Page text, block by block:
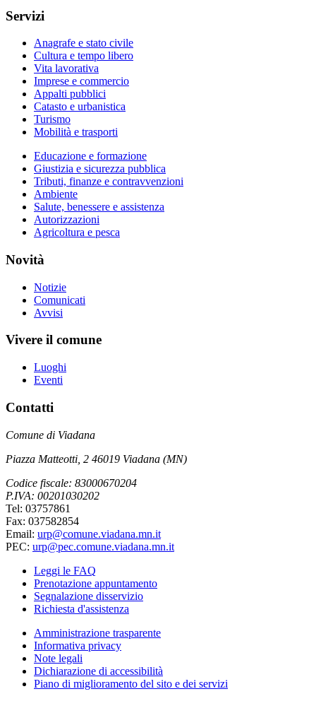
Servizi
Anagrafe e stato civile
Cultura e tempo libero
Vita lavorativa
Imprese e commercio
Appalti pubblici
Catasto e urbanistica
Turismo
Mobilità e trasporti
Educazione e formazione
Giustizia e sicurezza pubblica
Tributi, finanze e contravvenzioni
Ambiente
Salute, benessere e assistenza
Autorizzazioni
Agricoltura e pesca
Novità
Notizie
Comunicati
Avvisi
Vivere il comune
Luoghi
Eventi
Contatti
Comune di Viadana
Piazza Matteotti, 2 46019 Viadana (MN)
Codice fiscale: 83000670204
P.IVA: 00201030202
Tel: 03757861
Fax: 037582854
Email: urp@comune.viadana.mn.it
PEC: urp@pec.comune.viadana.mn.it
Leggi le FAQ
Prenotazione appuntamento
Segnalazione disservizio
Richiesta d'assistenza
Amministrazione trasparente
Informativa privacy
Note legali
Dichiarazione di accessibilità
Piano di miglioramento del sito e dei servizi